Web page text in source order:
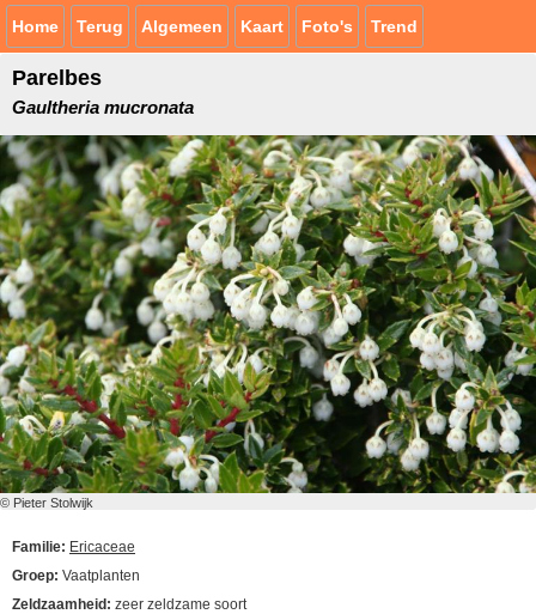
Home Terug Algemeen Kaart Foto's Trend
Parelbes
Gaultheria mucronata
© Pieter Stolwijk
Familie: Ericaceae
Groep: Vaatplanten
Zeldzaamheid: zeer zeldzame soort